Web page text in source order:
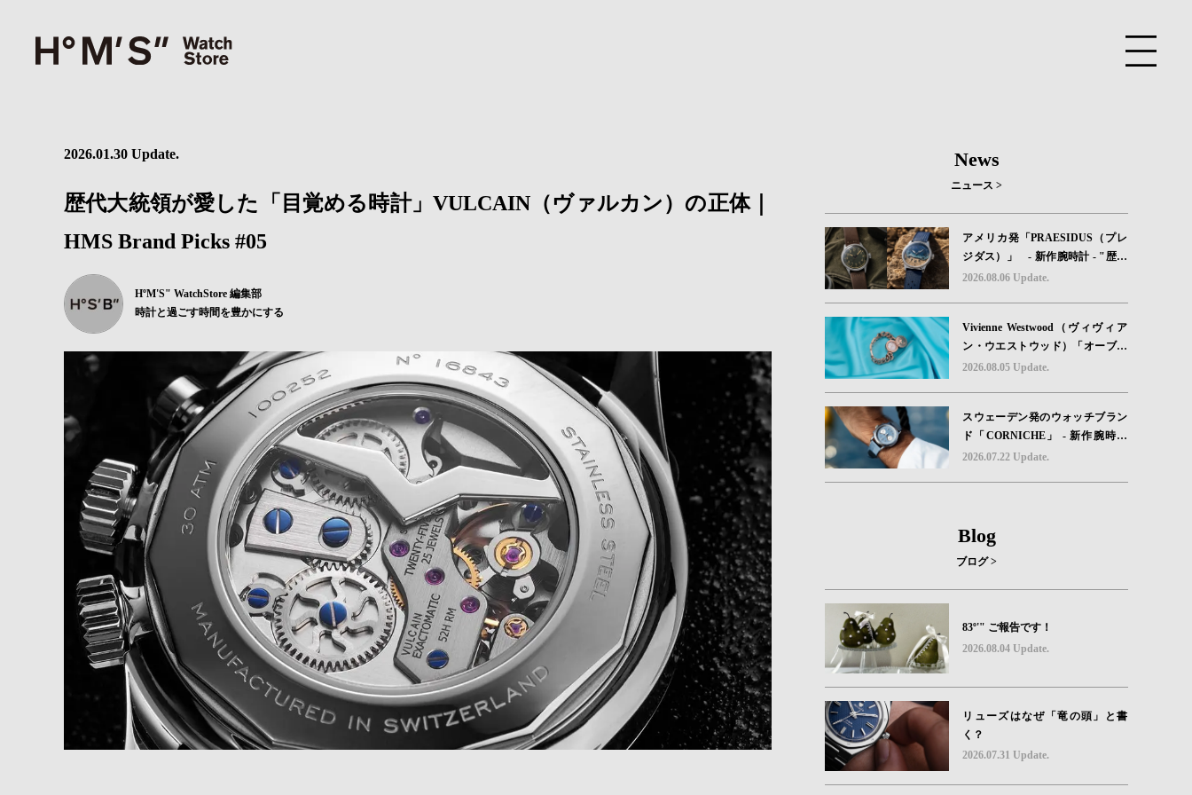
2026.01.30 Update.
歴代大統領が愛した「目覚める時計」VULCAIN（ヴァルカン）の正体｜
HMS Brand Picks #05
HºM'S" WatchStore 編集部
時計と過ごす時間を豊かにする
News
ニュース >
アメリカ発「PRAESIDUS（プレ
ジダス）」 - 新作腕時計 - "歴史
を身に着ける“ -戦場を駆け抜けた
字盤に閉じ込めた「A-11」コレク
ション2種類が発売。
2026.08.06 Update.
Vivienne Westwood（ヴィヴィア
ン・ウエストウッド）「オーブボ
タン」コレクションに、⽇本限定
2026.08.05 Update.
スウェーデン発のウォッチブラン
ド「CORNICHE」 - 新作腕時計
地中海の夏を映す、爽やかなブル
2026.07.22 Update.
Blog
ブログ >
83º'" ご報告です！
2026.08.04 Update.
リューズはなぜ「竜の頭」と書
く？
2026.07.31 Update.